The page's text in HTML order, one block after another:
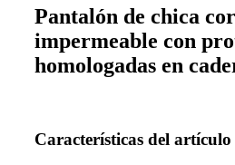
Pantalón de chica
impermeable con
homologadas en
Características del artículo